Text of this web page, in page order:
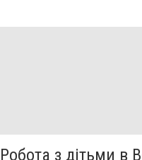
Робота з дітьми в